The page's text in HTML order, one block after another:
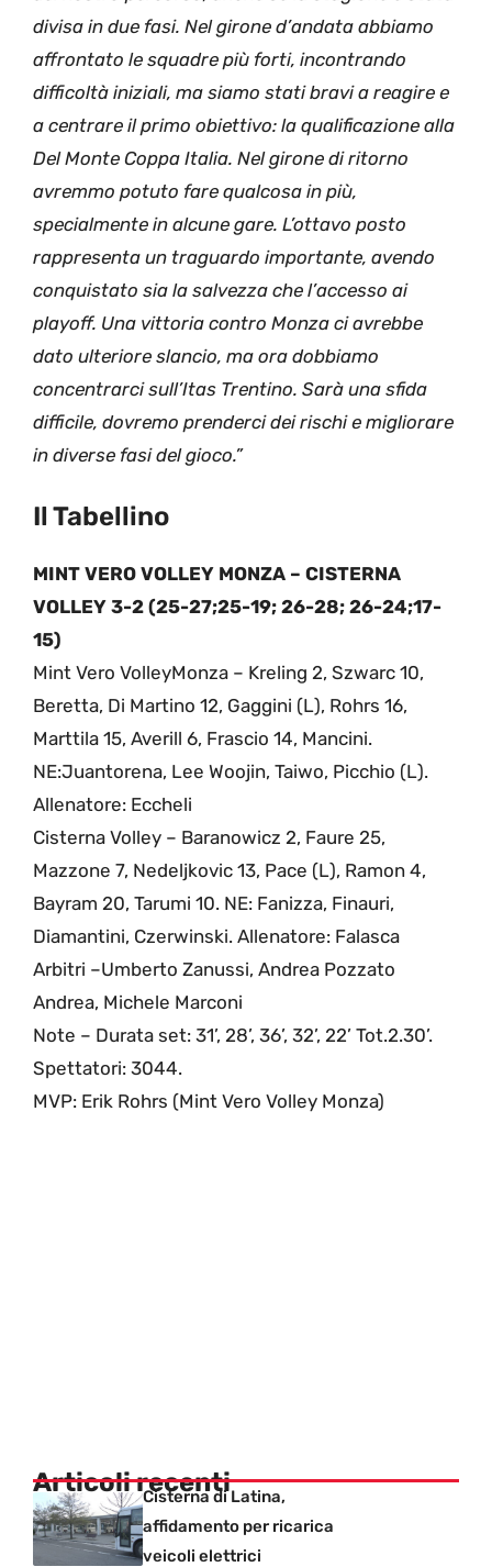
divisa in due fasi. Nel girone d’andata abbiamo
affrontato le squadre più forti, incontrando
difficoltà iniziali, ma siamo stati bravi a reagire e
a centrare il primo obiettivo: la qualificazione alla
Del Monte Coppa Italia. Nel girone di ritorno
avremmo potuto fare qualcosa in più,
specialmente in alcune gare. L’ottavo posto
rappresenta un traguardo importante, avendo
conquistato sia la salvezza che l’accesso ai
playoff. Una vittoria contro Monza ci avrebbe
dato ulteriore slancio, ma ora dobbiamo
concentrarci sull’Itas Trentino. Sarà una sfida
difficile, dovremo prenderci dei rischi e migliorare
in diverse fasi del gioco.”
Il Tabellino
MINT VERO VOLLEY MONZA – CISTERNA
VOLLEY 3-2 (25-27;25-19; 26-28; 26-24;17-
15)
Mint Vero VolleyMonza – Kreling 2, Szwarc 10,
Beretta, Di Martino 12, Gaggini (L), Rohrs 16,
Marttila 15, Averill 6, Frascio 14, Mancini.
NE:Juantorena, Lee Woojin, Taiwo, Picchio (L).
Allenatore: Eccheli
Cisterna Volley – Baranowicz 2, Faure 25,
Mazzone 7, Nedeljkovic 13, Pace (L), Ramon 4,
Bayram 20, Tarumi 10. NE: Fanizza, Finauri,
Diamantini, Czerwinski. Allenatore: Falasca
Arbitri –Umberto Zanussi, Andrea Pozzato
Andrea, Michele Marconi
Note – Durata set: 31’, 28’, 36’, 32’, 22’ Tot.2.30’.
Spettatori: 3044.
MVP: Erik Rohrs (Mint Vero Volley Monza)
Articoli recenti
Cisterna di Latina,
affidamento per ricarica
veicoli elettrici